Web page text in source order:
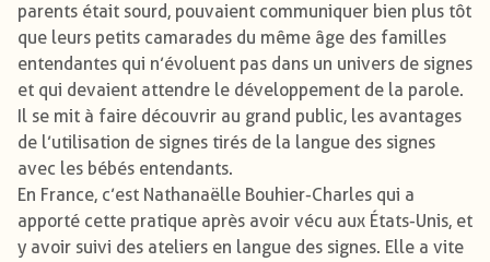
parents était sourd, pouvaient communiquer bien plus tôt
que leurs petits camarades du même âge des familles
entendantes qui n’évoluent pas dans un univers de signes
et qui devaient attendre le développement de la parole.
Il se mit à faire découvrir au grand public, les avantages
de l’utilisation de signes tirés de la langue des signes
avec les bébés entendants.
En France, c’est Nathanaëlle Bouhier-Charles qui a
apporté cette pratique après avoir vécu aux États-Unis, et
y avoir suivi des ateliers en langue des signes. Elle a vite